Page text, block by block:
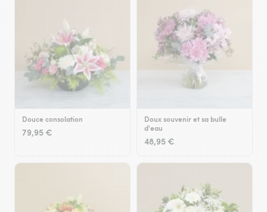
Douce consolation
79,95 €
Doux souvenir et sa bulle
d'eau
48,95 €